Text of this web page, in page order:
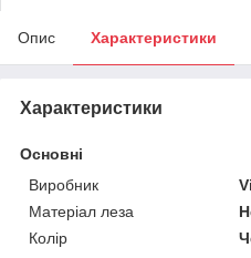
Опис Характеристики
Характеристики
Основні
Виробник
Матеріал леза
Колір